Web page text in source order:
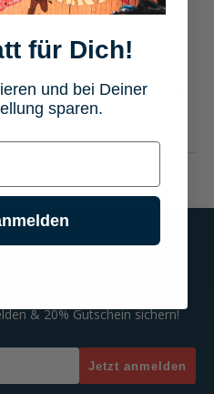
& 20% Gutschein sichern!
Jetzt anmelden
für Dich!
und bei Deiner
sparen.